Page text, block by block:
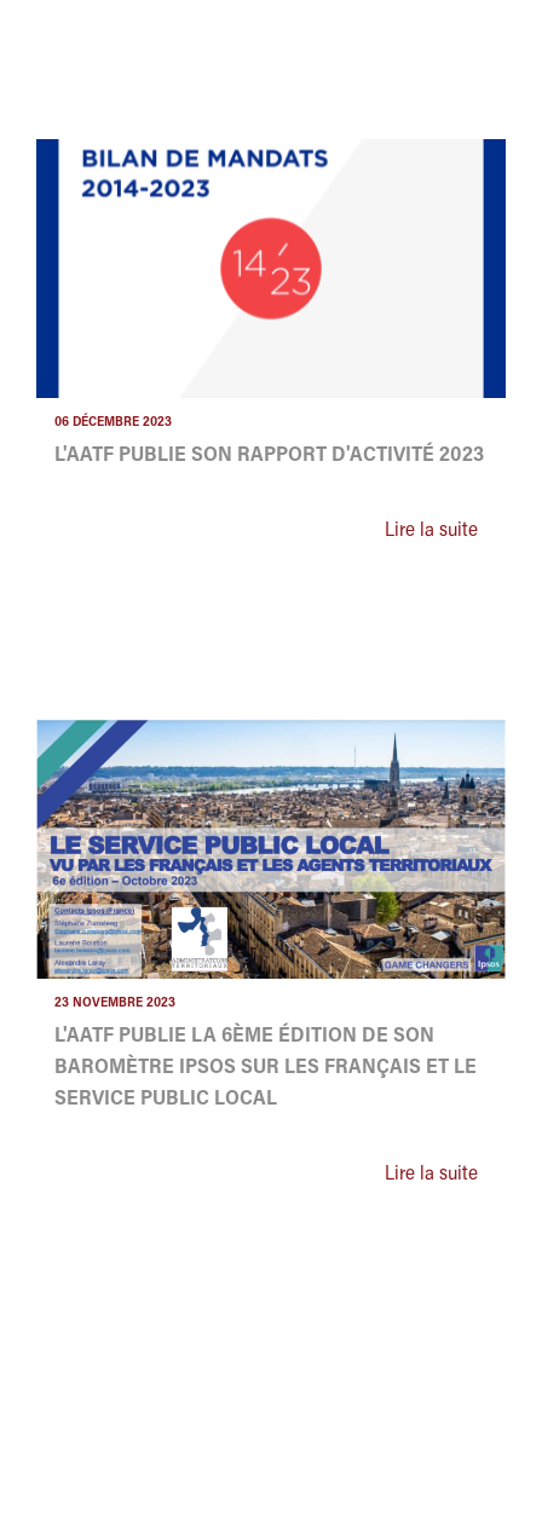
06 DÉCEMBRE 2023
L'AATF PUBLIE SON RAPPORT D'ACTIVITÉ 2023
Lire la suite
23 NOVEMBRE 2023
L'AATF PUBLIE LA 6ÈME ÉDITION DE SON
BAROMÈTRE IPSOS SUR LES FRANÇAIS ET LE
SERVICE PUBLIC LOCAL
Lire la suite